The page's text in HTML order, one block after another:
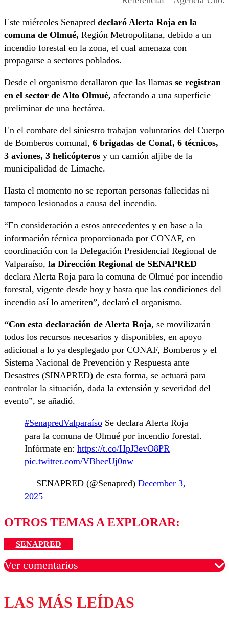
Este miércoles Senapred declaró Alerta Roja en la
comuna de Olmué, Región Metropolitana, debido a un
incendio forestal en la zona, el cual amenaza con
propagarse a sectores poblados.
Desde el organismo detallaron que las llamas se registran
en el sector de Alto Olmué, afectando a una superficie
preliminar de una hectárea.
En el combate del siniestro trabajan voluntarios del Cuerpo
de Bomberos comunal, 6 brigadas de Conaf, 6 técnicos,
3 aviones, 3 helicópteros y un camión aljibe de la
municipalidad de Limache.
Hasta el momento no se reportan personas fallecidas ni
tampoco lesionados a causa del incendio.
“En consideración a estos antecedentes y en base a la
información técnica proporcionada por CONAF, en
coordinación con la Delegación Presidencial Regional de
Valparaíso, la Dirección Regional de SENAPRED
declara Alerta Roja para la comuna de Olmué por incendio
forestal, vigente desde hoy y hasta que las condiciones del
incendio así lo ameriten”, declaró el organismo.
“Con esta declaración de Alerta Roja, se movilizarán
todos los recursos necesarios y disponibles, en apoyo
adicional a lo ya desplegado por CONAF, Bomberos y el
Sistema Nacional de Prevención y Respuesta ante
Desastres (SINAPRED) de esta forma, se actuará para
controlar la situación, dada la extensión y severidad del
evento”, se añadió.
#SenapredValparaíso Se declara Alerta Roja
para la comuna de Olmué por incendio forestal.
Infórmate en: https://t.co/HpJ3evO8PR
pic.twitter.com/VBhecUj0nw
— SENAPRED (@Senapred) December 3,
2025
OTROS TEMAS A EXPLORAR:
SENAPRED
Ver comentarios
Los comentarios son moderados para garantizar un
diálogo respetuoso.
LAS MÁS LEÍDAS